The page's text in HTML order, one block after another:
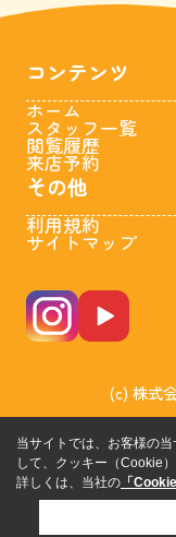
コンテンツ
ホーム
スタッフ一覧
閲覧履歴
来店予約
その他
利用規約
サイトマップ
(c) 株式
当サイトでは、お客様の
して、クッキー（Cookie
詳しくは、当社の 「